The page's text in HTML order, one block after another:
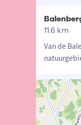
11.6 km
Van de